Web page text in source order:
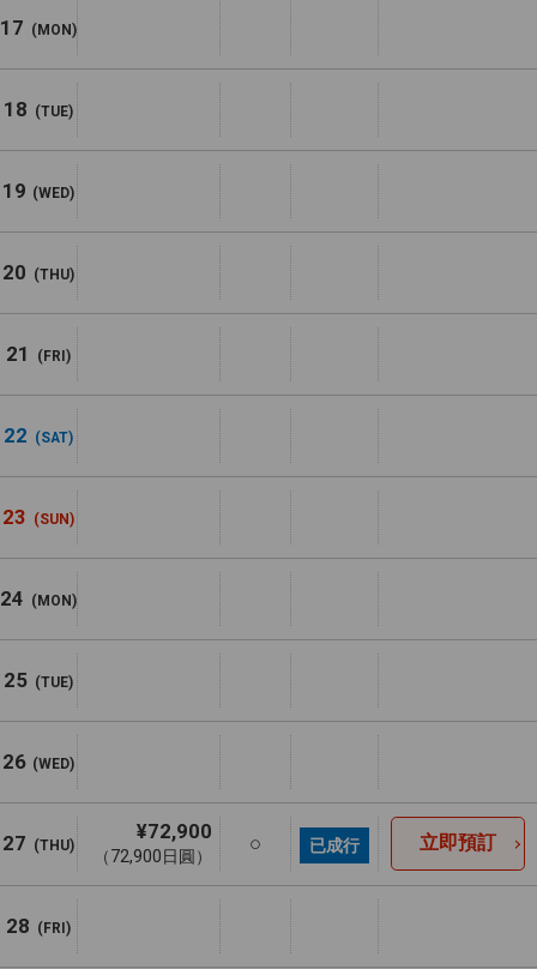
17 (MON)
18 (TUE)
19 (WED)
20 (THU)
21 (FRI)
22 (SAT)
23 (SUN)
24 (MON)
25 (TUE)
26 (WED)
27 (THU)
¥72,900
（72,900日圓）
○ 已成行 立即預訂
28 (FRI)